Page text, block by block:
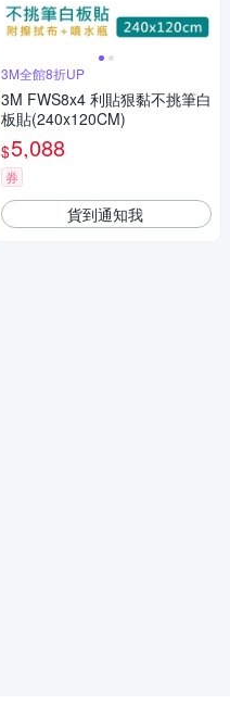
3M全館8折UP
3M FWS8x4 利貼狠黏不挑筆白
板貼(240x120CM)
$5,088
券
貨到通知我